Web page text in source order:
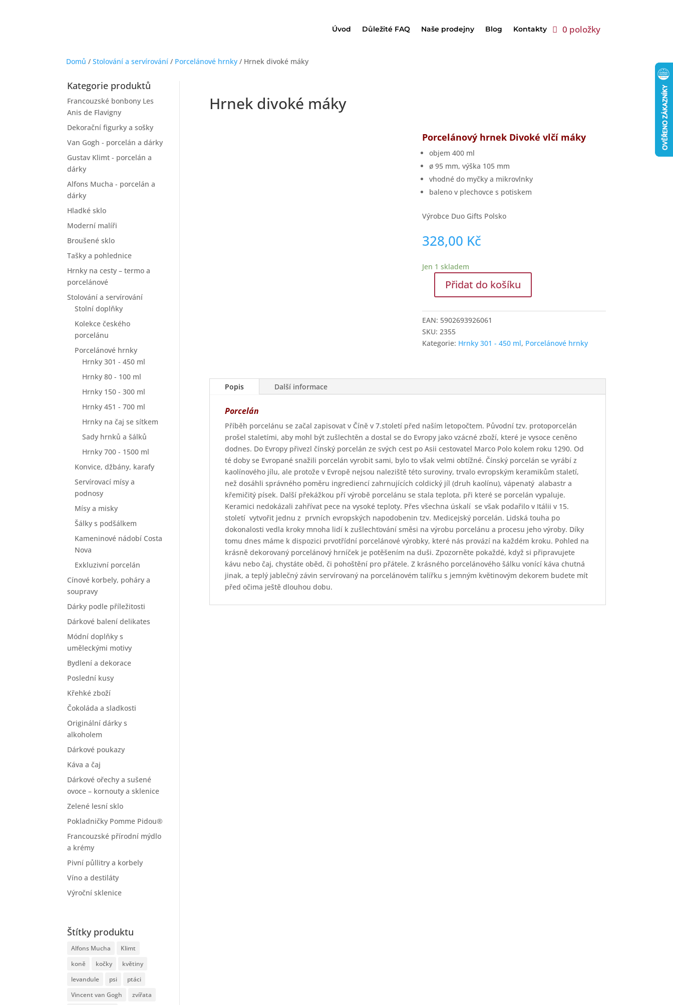
Úvod Důležité FAQ Naše prodejny Blog Kontakty 0 položky
Domů / Stolování a servírování / Porcelánové hrnky / Hrnek divoké máky
Kategorie produktů
Francouzské bonbony Les
Anis de Flavigny
Dekorační figurky a sošky
Van Gogh - porcelán a dárky
Gustav Klimt - porcelán a
dárky
Alfons Mucha - porcelán a
dárky
Hladké sklo
Moderní malíři
Broušené sklo
Tašky a pohlednice
Hrnky na cesty – termo a
porcelánové
Stolování a servírování
Stolní doplňky
Kolekce českého
porcelánu
Porcelánové hrnky
Hrnky 301 - 450 ml
Hrnky 80 - 100 ml
Hrnky 150 - 300 ml
Hrnky 451 - 700 ml
Hrnky na čaj se sítkem
Sady hrnků a šálků
Hrnky 700 - 1500 ml
Konvice, džbány, karafy
Servírovací mísy a
podnosy
Mísy a misky
Šálky s podšálkem
Kameninové nádobí Costa
Nova
Exkluzivní porcelán
Cínové korbely, poháry a
soupravy
Dárky podle příležitosti
Dárkové balení delikates
Módní doplňky s
uměleckými motivy
Bydlení a dekorace
Poslední kusy
Křehké zboží
Čokoláda a sladkosti
Originální dárky s
alkoholem
Dárkové poukazy
Káva a čaj
Dárkové ořechy a sušené
ovoce – kornouty a sklenice
Zelené lesní sklo
Pokladničky Pomme Pidou®
Francouzské přírodní mýdlo
a krémy
Pivní půllitry a korbely
Víno a destiláty
Výroční sklenice
Štítky produktu
Alfons Mucha
Klimt
koně
kočky
květiny
levandule
psi
ptáci
Vincent van Gogh
zvířata
Hrnek divoké máky
Porcelánový hrnek Divoké vlčí máky
objem 400 ml
ø 95 mm, výška 105 mm
vhodné do myčky a mikrovlnky
baleno v plechovce s potiskem
Výrobce Duo Gifts Polsko
328,00 Kč
Jen 1 skladem
máky
množství
Přidat do košíku
EAN: 5902693926061
SKU:2355
Kategorie: Hrnky 301 - 450 ml, Porcelánové hrnky
Popis Další informace
Porcelán
Příběh porcelánu se začal zapisovat v Číně v 7.století před naším letopočtem. Původní tzv. protoporcelán
prošel staletími, aby mohl být zušlechtěn a dostal se do Evropy jako vzácné zboží, které je vysoce ceněno
dodnes. Do Evropy přivezl čínský porcelán ze svých cest po Asii cestovatel Marco Polo kolem roku 1290. Od
té doby se Evropané snažili porcelán vyrobit sami, bylo to však velmi obtížné. Čínský porcelán se vyrábí z
kaolínového jílu, ale protože v Evropě nejsou naleziště této suroviny, trvalo evropským keramikům staletí,
než dosáhli správného poměru ingrediencí zahrnujících coldický jíl (druh kaolínu), vápenatý alabastr a
křemičitý písek. Další překážkou pří výrobě porcelánu se stala teplota, při které se porcelán vypaluje.
Keramici nedokázali zahřívat pece na vysoké teploty. Přes všechna úskalí se však podařilo v Itálii v 15.
století vytvořit jednu z prvních evropských napodobenin tzv. Medicejský porcelán. Lidská touha po
dokonalosti vedla kroky mnoha lidí k zušlechťování směsi na výrobu porcelánu a procesu jeho výroby. Díky
tomu dnes máme k dispozici prvotřídní porcelánové výrobky, které nás provází na každém kroku. Pohled na
krásně dekorovaný porcelánový hrníček je potěšením na duši. Zpozorněte pokaždé, když si připravujete
kávu nebo čaj, chystáte oběd, či pohoštění pro přátele. Z krásného porcelánového šálku vonící káva chutná
jinak, a teplý jablečný závin servírovaný na porcelánovém talířku s jemným květinovým dekorem budete mít
před očima ještě dlouhou dobu.